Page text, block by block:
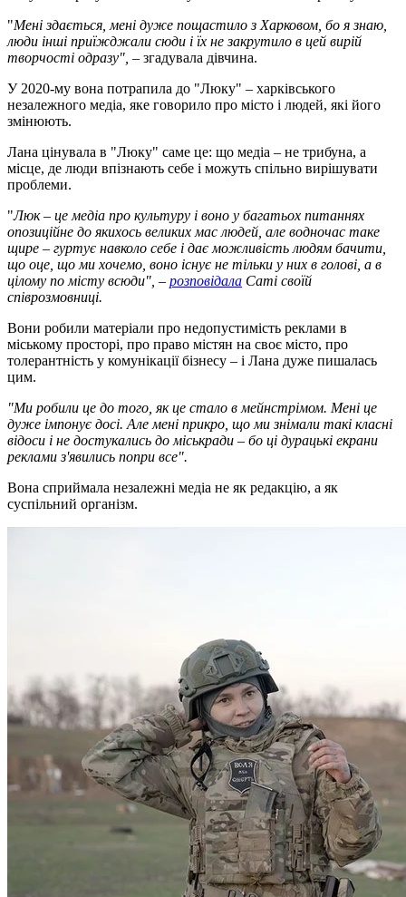
"Мені здається, мені дуже пощастило з Харковом, бо я знаю,
люди інші приїжджали сюди і їх не закрутило в цей вирій
творчості одразу", – згадувала дівчина.
У 2020-му вона потрапила до "Люку" – харківського
незалежного медіа, яке говорило про місто і людей, які його
змінюють.
Лана цінувала в "Люку" саме це: що медіа – не трибуна, а
місце, де люди впізнають себе і можуть спільно вирішувати
проблеми.
"Люк – це медіа про культуру і воно у багатьох питаннях
опозиційне до якихось великих мас людей, але водночас таке
щире – гуртує навколо себе і дає можливість людям бачити,
що оце, що ми хочемо, воно існує не тільки у них в голові, а в
цілому по місту всюди", – розповідала Саті своїй
співрозмовниці.
Вони робили матеріали про недопустимість реклами в
міському просторі, про право містян на своє місто, про
толерантність у комунікації бізнесу – і Лана дуже пишалась
цим.
"Ми робили це до того, як це стало в мейнстрімом. Мені це
дуже імпонує досі. Але мені прикро, що ми знімали такі класні
відоси і не достукались до міськради – бо ці дурацькі екрани
реклами з'явились попри все".
Вона сприймала незалежні медіа не як редакцію, а як
суспільний організм.